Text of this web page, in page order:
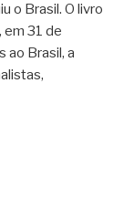
o Brasil. O livro
em 31 de
ao Brasil, a